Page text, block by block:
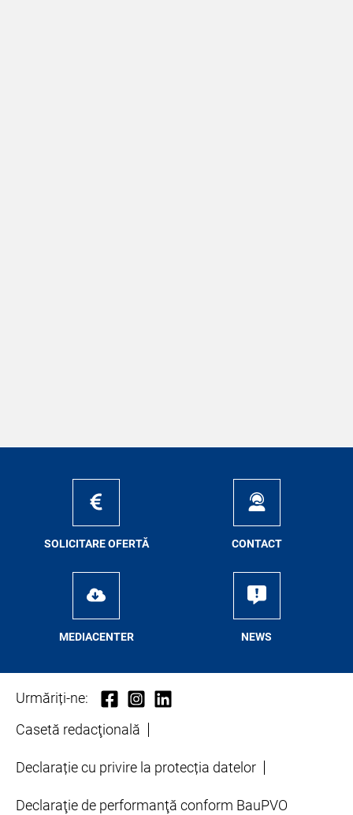
SO­LI­CI­TA­RE OFER­TĂ CON­TA­CT
ME­D­IA­CEN­TER NEWS
Urmăriți-ne:
Casetă redacţională
Declarație cu privire la protecția datelor
Declaraţie de performanţă conform BauPVO